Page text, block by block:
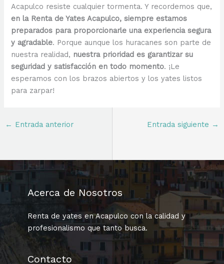
Acapulco resiste cualquier tormenta. Y recordemos que,
en la Renta de Yates Acapulco, siempre estamos
preparados para proporcionarle una experiencia segura
y agradable. Porque aunque los huracanes son parte de
nuestra realidad, nuestra prioridad es garantizar su
seguridad y satisfacción en todo momento. ¡Le
esperamos con los brazos abiertos y los yates listos
para zarpar!
← Entrada anterior Entrada siguiente →
Acerca de Nosotros
Renta de yates en Acapulco con la calidad y
profesionalismo que tanto busca.
Contacto